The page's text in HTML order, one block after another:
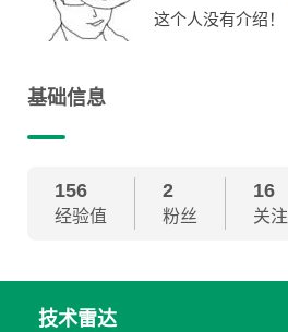
这个人没有介绍！
基础信息
156
经验值
2
粉丝
16
关注
技术雷达